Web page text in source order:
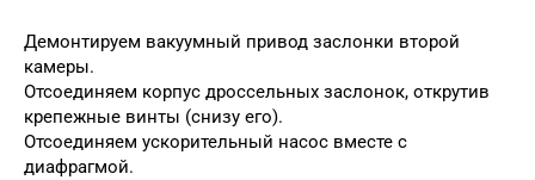
Демонтируем вакуумный привод заслонки второй
камеры.
Отсоединяем корпус дроссельных заслонок, открутив
крепежные винты (снизу его).
Отсоединяем ускорительный насос вместе с
диафрагмой.